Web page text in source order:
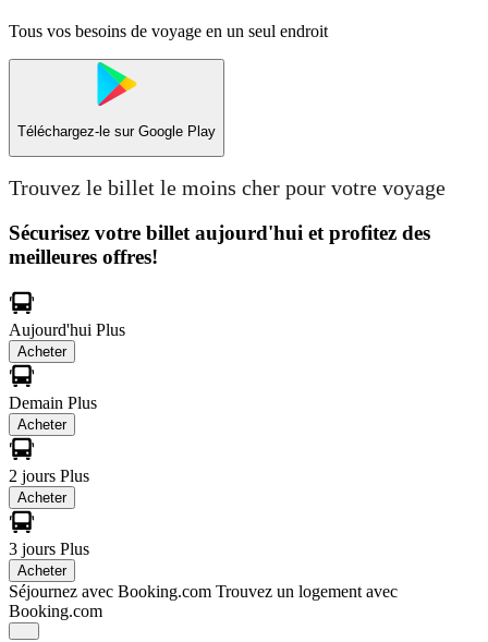
Tous vos besoins de voyage en un seul endroit
Téléchargez-le sur Google Play
Trouvez le billet le moins cher pour votre voyage
Sécurisez votre billet aujourd'hui et profitez des
meilleures offres!
Aujourd'hui Plus
Acheter
Demain Plus
Acheter
2 jours Plus
Acheter
3 jours Plus
Acheter
Séjournez avec Booking.com Trouvez un logement avec
Booking.com